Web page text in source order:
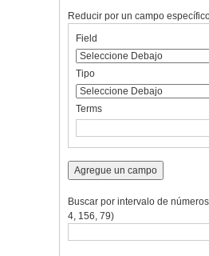
rows
"Reducir
por
específico":
1
Reducir por un campo
de
búsqueda
de
búsqueda
de
búsqueda
de
Búsqueda
Field
Tipo
Terms
Agregue un campo
Buscar por intervalo de
4, 156, 79)